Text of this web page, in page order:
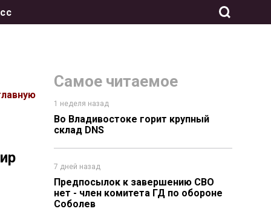
Самое читаемое
1 неделя назад
Во Владивостоке горит крупный
склад DNS
7 дней назад
Предпосылок к завершению СВО
нет - член комитета ГД по обороне
Соболев